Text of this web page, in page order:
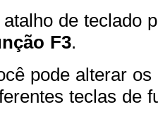
atalho de teclado
F3.
pode alterar
teclas de